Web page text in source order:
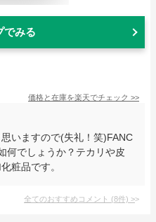
でみる
価格と在庫を楽天でチェック >>
いますので(失礼！笑)FANC
何でしょうか？テカリや皮
粧品です。
全てのおすすめコメント (8件) >